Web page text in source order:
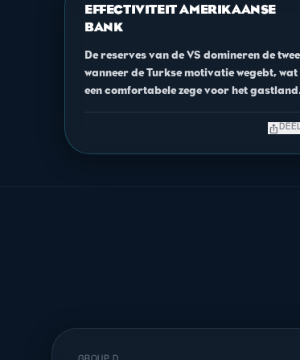
EFFECTIVITEIT AMERIKAANSE
BANK
De reserves van de VS domineren de
wanneer de Turkse motivatie wegebt,
een comfortabele zege voor het
ios_share